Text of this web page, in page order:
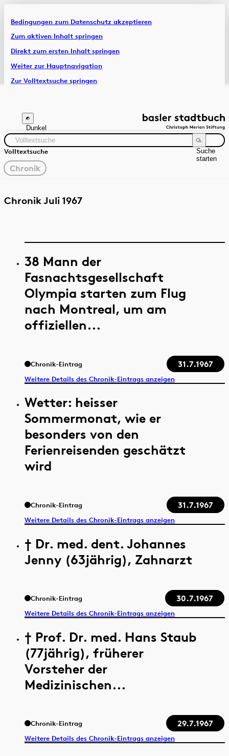
Bedingungen zum Datenschutz akzeptieren
Zum aktiven Inhalt springen
Direkt zum ersten Inhalt springen
Weiter zur Hauptnavigation
Zur Volltextsuche springen
Artikel & Dossiers
Chronik
Dunkel
Volltextsuche
Suche
starten
gewählter
Filter
Chronik
Quelle Zeitraum
Chronik Juli 1967
38 Mann der
Fasnachtsgesellschaft
Olympia starten zum Flug
nach Montreal, um am
offiziellen...
Chronik-Eintrag 31.7.1967
Weitere Details des Chronik-Eintrags anzeigen
Wetter: heisser
Sommermonat, wie er
besonders von den
Ferienreisenden geschätzt
wird
Chronik-Eintrag 31.7.1967
Weitere Details des Chronik-Eintrags anzeigen
† Dr. med. dent. Johannes
Jenny (63jährig), Zahnarzt
Chronik-Eintrag 30.7.1967
Weitere Details des Chronik-Eintrags anzeigen
† Prof. Dr. med. Hans Staub
(77jährig), früherer
Vorsteher der
Medizinischen...
Chronik-Eintrag 29.7.1967
Weitere Details des Chronik-Eintrags anzeigen